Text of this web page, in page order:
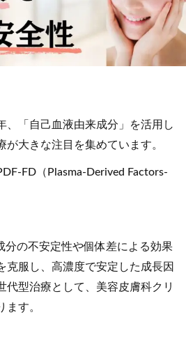
、「自己血液由来成分」を活用し
が大きな注目を集めています。
FD（Plasma-Derived Factors-
分の不安定性や個体差による効果
克服し、高濃度で安定した成長因
代型治療として、美容皮膚科クリ
ます。